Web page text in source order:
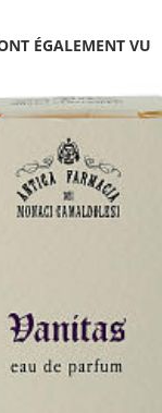
ÉGALEMENT VU